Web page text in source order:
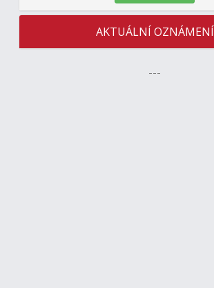
AKTUÁLNÍ OZNÁMENÍ
---